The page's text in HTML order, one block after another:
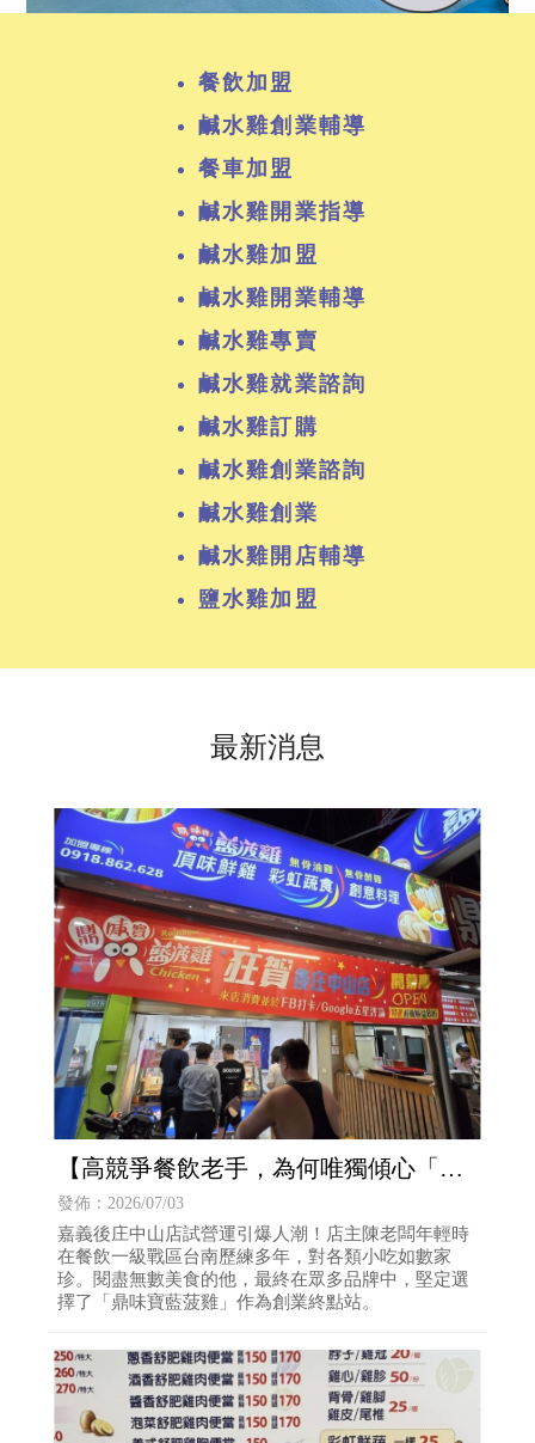
餐飲加盟
鹹水雞創業輔導
餐車加盟
鹹水雞開業指導
鹹水雞加盟
鹹水雞開業輔導
鹹水雞專賣
鹹水雞就業諮詢
鹹水雞訂購
鹹水雞創業諮詢
鹹水雞創業
鹹水雞開店輔導
鹽水雞加盟
最新消息
​【高競爭餐飲老手，為何唯獨傾心「鼎
味寶藍菠雞」？】鹹水雞推薦｜健康餐
便當推薦
發佈：2026/07/03
​嘉義後庄中山店試營運引爆人潮！店主陳老闆年輕時
在餐飲一級戰區台南歷練多年，對各類小吃如數家
珍。閱盡無數美食的他，最終在眾多品牌中，堅定選
擇了「鼎味寶藍菠雞」作為創業終點站。